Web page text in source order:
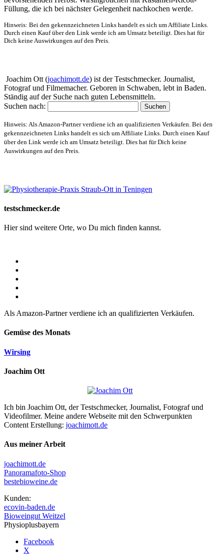
Füllung, die ich bei nächster Gelegenheit nachkochen werde.
Hinweis: Bei den gekennzeichneten Links handelt es sich um Affiliate Links.
Durch einen Kauf über den Link werde ich am Umsatz beteiligt. Dies hat für
Dich keine Auswirkungen auf den Preis.
Joachim Ott (joachimott.de) ist der Testschmecker. Journalist,
Fotograf und Filmemacher. Geboren in Schwaben, lebt in Baden.
Ständig auf der Suche nach guten Lebensmitteln.
Suchen nach:
Hinweis: Als Amazon-Partner verdiene ich an qualifizierten Verkäufen. Bei den
gekennzeichneten Links handelt es sich um Affiliate Links. Durch einen Kauf
über den Link werde ich am Umsatz beteiligt. Dies hat für Dich keine
Auswirkungen auf den Preis.
testschmecker.de
Hier sind weitere Orte, wo Du mich finden kannst.
Als Amazon-Partner verdiene ich an qualifizierten Verkäufen.
Gemüse des Monats
Wirsing
Joachim Ott
Ich bin Joachim Ott, der Testschmecker, Journalist, Fotograf und
Videofilmer. Meine andere Webseite mit den Schwerpunkten
Content Erstellung: joachimott.de
Aus meiner Arbeit
joachimott.de
Panoramafoto-Shop
bestebioweine.de
Kunden:
ecovin-baden.de
Bioweingut Weitzel
Physioplusbayern
Facebook
X